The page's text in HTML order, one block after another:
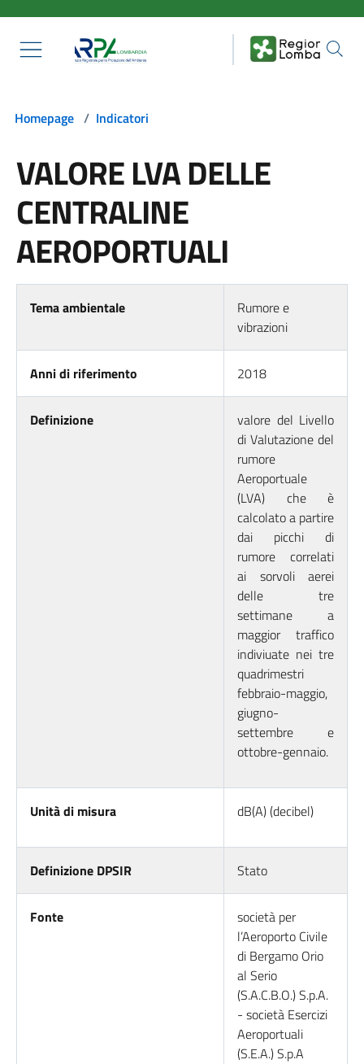
Homepage / Indicatori
VALORE LVA DELLE
CENTRALINE
AEROPORTUALI
Tema ambientale
Rumore e
vibrazioni
Anni di riferimento 2018
Definizione
valore del Livello
di Valutazione del
rumore
Aeroportuale
(LVA) che è
calcolato a partire
dai picchi di
rumore correlati
ai sorvoli aerei
delle tre
settimane a
maggior traffico
indiviuate nei tre
quadrimestri
febbraio-maggio,
giugno-
settembre e
ottobre-gennaio.
Unità di misura dB(A) (decibel)
Definizione DPSIR Stato
Fonte
società per
l’Aeroporto Civile
di Bergamo Orio
al Serio
(S.A.C.B.O.) S.p.A.
- società Esercizi
Aeroportuali
(S.E.A.) S.p.A